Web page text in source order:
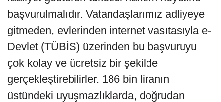
başvurulmalıdır. Vatandaşlarımız adliyeye
gitmeden, evlerinden internet vasıtasıyla e-
Devlet (TÜBİS) üzerinden bu başvuruyu
çok kolay ve ücretsiz bir şekilde
gerçekleştirebilirler. 186 bin liranın
üstündeki uyuşmazlıklarda, doğrudan